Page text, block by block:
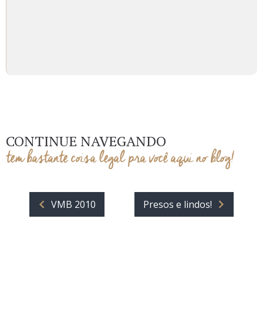
CONTINUE NAVEGANDO
tem bastante coisa legal pra você aqui no blog!
VMB 2010 Presos e lindos!